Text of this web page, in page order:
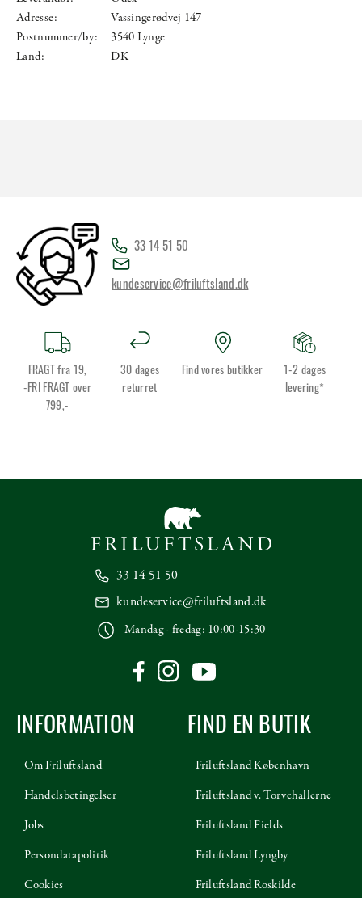
Adresse:
Vassingerødvej 147
Postnummer/by:
3540 Lynge
Land:
DK
33 14 51 50
kundeservice@friluftsland.dk
FRAGT fra 19,
-FRI FRAGT over
799,-
30 dages
returret
Find vores butikker
1-2 dages
levering*
33 14 51 50
kundeservice@friluftsland.dk
Mandag - fredag: 10:00-15:30
INFORMATION
Om Friluftsland
Handelsbetingelser
Jobs
Persondatapolitik
Cookies
FIND EN BUTIK
Friluftsland København
Friluftsland v. Torvehallerne
Friluftsland Fields
Friluftsland Lyngby
Friluftsland Roskilde